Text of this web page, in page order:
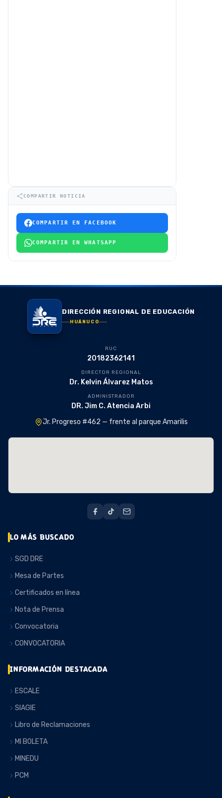
COMPARTIR NOTICIA
COMPARTIR EN FACEBOOK
COMPARTIR EN WHATSAPP
DIRECCIÓN REGIONAL DE EDUCACIÓN
HUÁNUCO
RUC
20182362141
DIRECTOR REGIONAL
Dr. Kelvin Álvarez Matos
ADMINISTRADOR
DR. Jim C. Atencia Arbi
Jr. Progreso #462 — frente al parque Amarilis
LO MÁS BUSCADO
SGD DRE
Mesa de Partes
Certificados en línea
Nota de Prensa
Convocatoria
CONVOCATORIA
INFORMACIÓN DESTACADA
ESCALE
SIAGIE
Libro de Reclamaciones
MI BOLETA
MINEDU
PCM